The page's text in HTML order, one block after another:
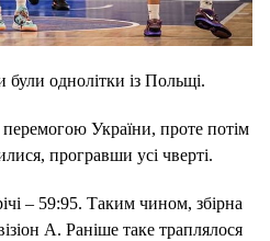
однолітки із Польщі.
України, проте потім
програвши усі чверті.
– 59:95. Таким чином, збірна
А. Раніше таке траплялося